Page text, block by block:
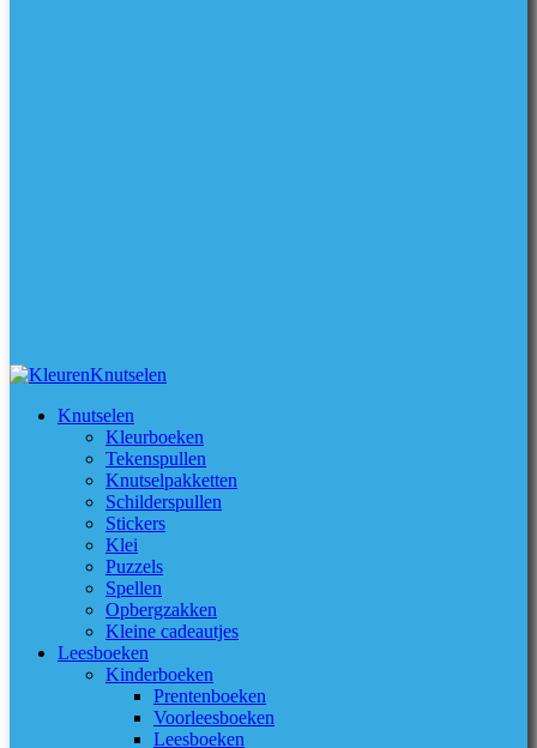
Knutselen
Kleurboeken
Tekenspullen
Knutselpakketten
Schilderspullen
Stickers
Klei
Puzzels
Spellen
Opbergzakken
Kleine cadeautjes
Leesboeken
Kinderboeken
Prentenboeken
Voorleesboeken
Leesboeken